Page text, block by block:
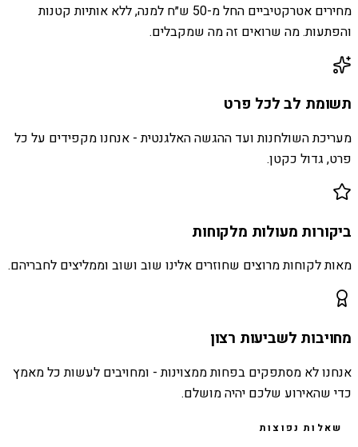
מחירים אטרקטיביים החל מ-50 ש״ח למנה, ללא אותיות קטנות
והפתעות. מה שרואים זה מה שמקבלים.
תשומת לב לכל פרט
מעריכת השולחנות ועד ההגשה האלגנטית - אנחנו מקפידים על כל
פרט, גדול כקטן.
ביקורות מעולות מלקוחות
מאות לקוחות מרוצים שחוזרים אלינו שוב ושוב וממליצים לחבריהם.
מחויבות לשביעות רצון
אנחנו לא מסתפקים בפחות ממצוינות - ומחויבים לעשות כל מאמץ
כדי שהאירוע שלכם יהיה מושלם.
שאלות נפוצות